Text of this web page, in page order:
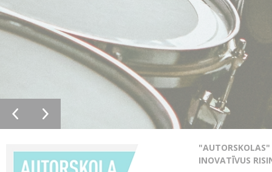
INOVATĪVUS